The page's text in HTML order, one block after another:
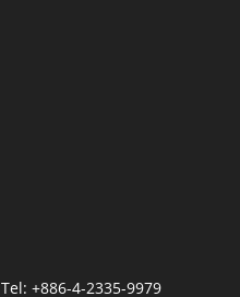
Tel: +886-4-2335-9979